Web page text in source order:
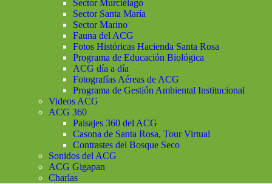
Sector Murciélago
Sector Santa María
Sector Marino
Fauna del ACG
Fotos Históricas Hacienda Santa Rosa
Programa de Educación Biológica
ACG día a día
Fotografías Aéreas de ACG
Programa de Gestión Ambiental Institucional
Videos ACG
ACG 360
Paisajes 360 del ACG
Casona de Santa Rosa, Tour Virtual
Contrastes del Bosque Seco
Sonidos del ACG
ACG Gigapan
Charlas